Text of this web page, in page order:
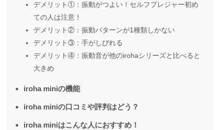
デメリット①：振動がつよい！セルフプレジャー初め
ての人は注意！
デメリット②：振動パターンが1種類しかない
デメリット③：手がしびれる
デメリット④：振動音が他のirohaシリーズと比べると
大きめ
iroha miniの機能
iroha miniの口コミや評判はどう？
iroha miniはこんな人におすすめ！